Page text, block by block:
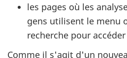
les pages où les
gens utilisent le menu
recherche pour
Comme il s'agit d'un